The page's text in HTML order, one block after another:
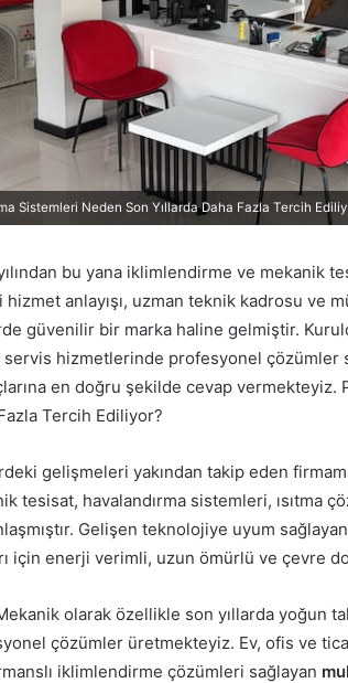
Sistemleri Neden Son Yıllarda Daha Fazla Tercih
bu yana iklimlendirme ve mekanik
hizmet anlayışı, uzman teknik kadrosu ve
güvenilir bir marka haline gelmiştir.
hizmetlerinde profesyonel
en doğru şekilde cevap vermekteyiz.
Tercih Ediliyor?
gelişmeleri yakından takip eden
tesisat, havalandırma sistemleri, ısıtma
Gelişen teknolojiye uyum
için enerji verimli, uzun ömürlü ve çevre
olarak özellikle son yıllarda yoğun
çözümler üretmekteyiz. Ev, ofis ve
iklimlendirme çözümleri sağlayan